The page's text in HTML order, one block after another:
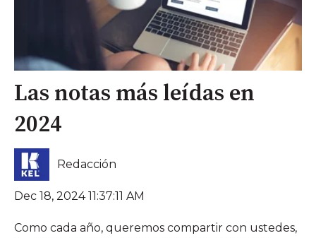
Las notas más leídas en
2024
Redacción
Dec 18, 2024 11:37:11 AM
Como cada año, queremos compartir con ustedes,